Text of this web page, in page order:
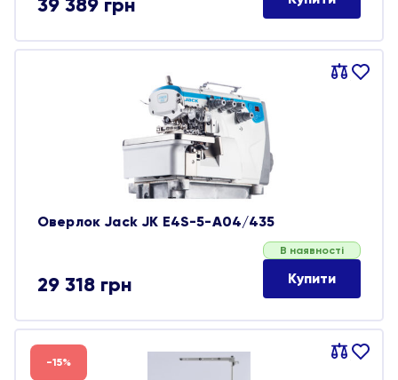
39 389 грн
Порівняти
В
Оверлок Jack JK E4S-5-A04/435
29 318 грн
В наявності
Купити
Порівняти
В
-15%